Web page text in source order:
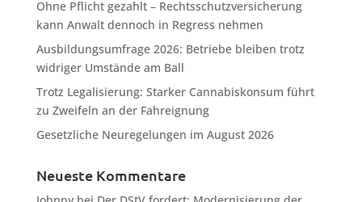
Ohne Pflicht gezahlt – Rechtsschutzversicherung
kann Anwalt dennoch in Regress nehmen
Ausbildungsumfrage 2026: Betriebe bleiben trotz
widriger Umstände am Ball
Trotz Legalisierung: Starker Cannabiskonsum führt
zu Zweifeln an der Fahreignung
Gesetzliche Neuregelungen im August 2026
Neueste Kommentare